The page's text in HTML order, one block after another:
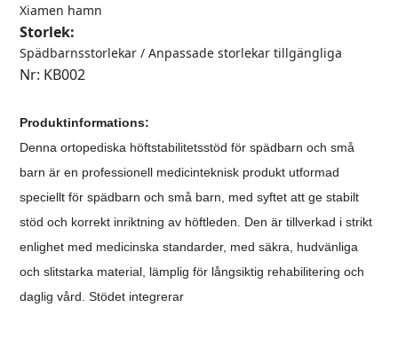
Xiamen hamn
Storlek:
Spädbarnsstorlekar / Anpassade storlekar tillgängliga
Nr: KB002
Produktinformations:
Denna ortopediska höftstabilitetsstöd för spädbarn och små
barn är en professionell medicinteknisk produkt utformad
speciellt för spädbarn och små barn, med syftet att ge stabilt
stöd och korrekt inriktning av höftleden. Den är tillverkad i strikt
enlighet med medicinska standarder, med säkra, hudvänliga
och slitstarka material, lämplig för långsiktig rehabilitering och
daglig vård. Stödet integrerar